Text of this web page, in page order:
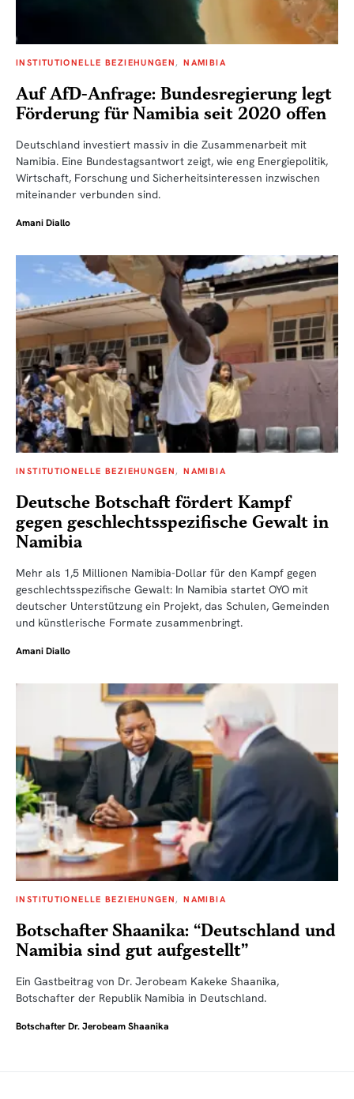
INSTITUTIONELLE BEZIEHUNGEN NAMIBIA
Auf AfD-Anfrage: Bundesregierung legt
Förderung für Namibia seit 2020 offen
Deutschland investiert massiv in die Zusammenarbeit mit
Namibia. Eine Bundestagsantwort zeigt, wie eng Energiepolitik,
Wirtschaft, Forschung und Sicherheitsinteressen inzwischen
miteinander verbunden sind.
Amani Diallo
INSTITUTIONELLE BEZIEHUNGEN NAMIBIA
Deutsche Botschaft fördert Kampf
gegen geschlechtsspezifische Gewalt in
Namibia
Mehr als 1,5 Millionen Namibia-Dollar für den Kampf gegen
geschlechtsspezifische Gewalt: In Namibia startet OYO mit
deutscher Unterstützung ein Projekt, das Schulen, Gemeinden
und künstlerische Formate zusammenbringt.
Amani Diallo
INSTITUTIONELLE BEZIEHUNGEN NAMIBIA
Botschafter Shaanika: “Deutschland und
Namibia sind gut aufgestellt”
Ein Gastbeitrag von Dr. Jerobeam Kakeke Shaanika,
Botschafter der Republik Namibia in Deutschland.
Botschafter Dr. Jerobeam Shaanika